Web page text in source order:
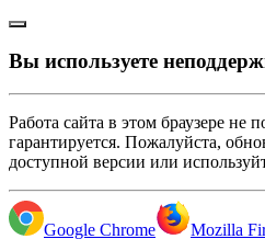
Вы используете
Работа сайта в этом браузере не
гарантируется. Пожалуйста,
доступной версии или
Google Chrome Mozilla